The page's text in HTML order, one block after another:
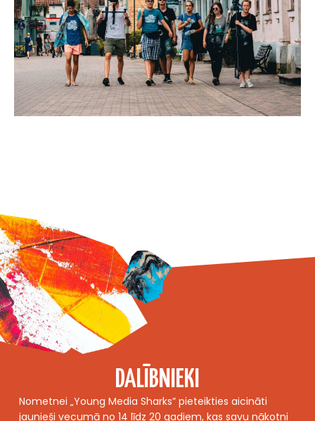
DALĪBNIEKI
Nometnei „Young Media Sharks” pieteikties aicināti
jaunieši vecumā no 14 līdz 20 gadiem, kas savu nākotni